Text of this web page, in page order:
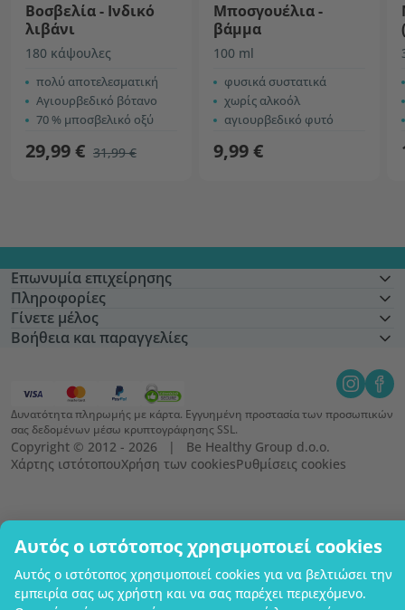
Αυτός ο ιστότοπος χρησιμοποιεί cookies
Αυτός ο ιστότοπος χρησιμοποιεί cookies για να βελτιώσει την
εμπειρία σας ως χρήστη και να σας παρέχει περιεχόμενο.
Βοσβελία - Ινδικό
λιβάνι
180 κάψουλες
πολύ αποτελεσματική
Αγιουρβεδικό βότανο
70 % μποσβελικό οξύ
29,99 € 31,99 €
Μποσγουέλια -
βάμμα
100 ml
φυσικά συστατικά
χωρίς αλκοόλ
αγιουρβεδικό φυτό
9,99 €
Επωνυμία επιχείρησης
Πληροφορίες
Γίνετε μέλος
Βοήθεια και παραγγελίες
Δυνατότητα πληρωμής με κάρτα. Εγγυημένη προστασία των προσωπικών
σας δεδομένων μέσω κρυπτογράφησης SSL.
Copyright © 2012 - 2026   |   Be Healthy Group d.o.o.
Χάρτης ιστότοπουΧρήση των cookiesΡυθμίσεις cookies